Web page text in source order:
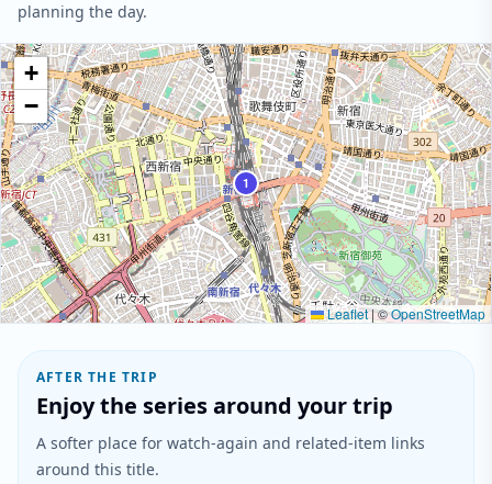
planning the day.
1
+
−
Leaflet|©OpenStreetMap
AFTER THE TRIP
Enjoy the series around your trip
A softer place for watch-again and related-item links
around this title.